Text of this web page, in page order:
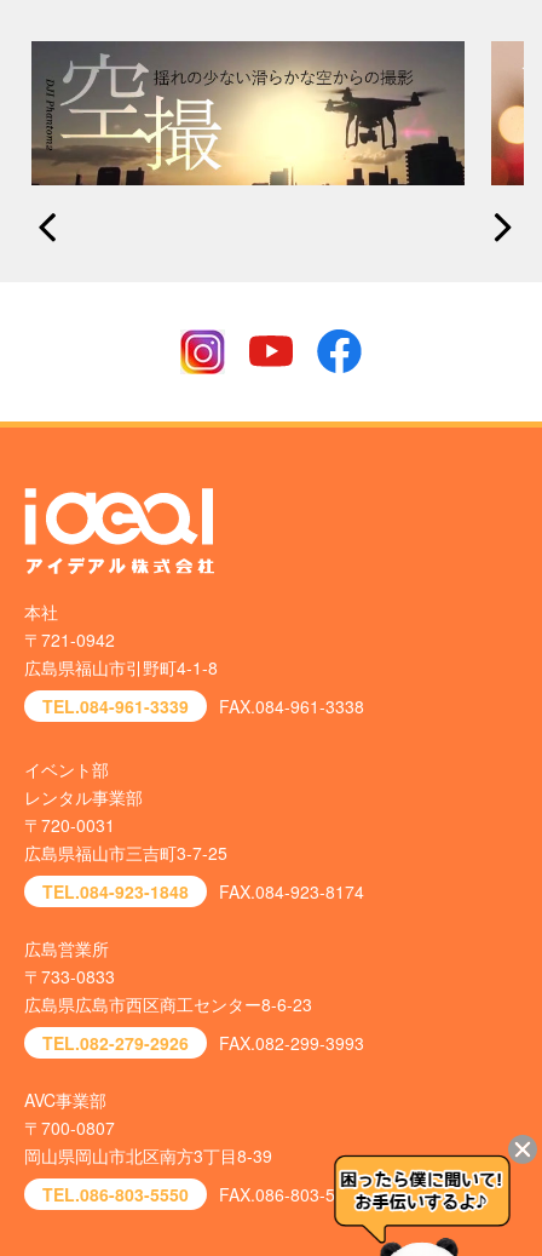
本社
〒721-0942
広島県福山市引野町4-1-8
TEL.084-961-3339
FAX.084-961-3338
イベント部
レンタル事業部
〒720-0031
広島県福山市三吉町3-7-25
TEL.084-923-1848
FAX.084-923-8174
広島営業所
〒733-0833
広島県広島市西区商工センター8-6-23
TEL.082-279-2926
FAX.082-299-3993
AVC事業部
〒700-0807
岡山県岡山市北区南方3丁目8-39
TEL.086-803-5550
FAX.086-803-5540